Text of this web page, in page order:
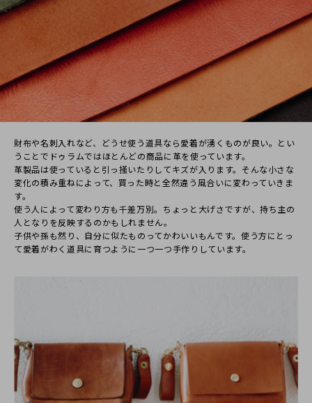
た作り（ポケット部分）内布がないショルダーベルトでし
た。ずっと愛用したいです。これからも利用させて頂きま
す。お心遣いありがとうございました。
2022/09/01 09:57:23
この度はご注文いただき誠にありがとうござます。先日はご迷
惑をおかけしてしまい、大変申し訳ございませんでした。商品
は気に入って頂けたとの事で、とても嬉しく思っております。温
かいレビューをご投稿いただきありがとうございました。ぜひ
末永くご愛用いただき、クミコ様オリジナルの経年変化を楽し
んでいただけますと幸いです。今後ともどうぞよろしくお願い
いたします。ありがとうございました。
布がちょうど入る大きさで、見た目も可愛いし大満足で
す！
これから革を育てていくのが楽しみです！
財布や名刺⼊れなど、どうせ使う道具なら愛着が湧くものが良い。とい
うことでドゥラムではほとんどの商品に⾰を使っています。
⾰製品は使っていると引っ掻いたりしてキズが⼊ります。そんな⼩さな
変化の積み重ねによって、買った時と全然違う⾵合いに変わっていきま
す。
使う⼈によって変わり⽅も千差万別。ちょっと⼤げさですが、持ち主の
⼈となりを反映するのかもしれません。
⼦供や孫も然り、⾃分に似たものってかわいいもんです。使う⽅にとっ
て愛着がわく道具に育つように⼀つ⼀つ⼿作りしています。